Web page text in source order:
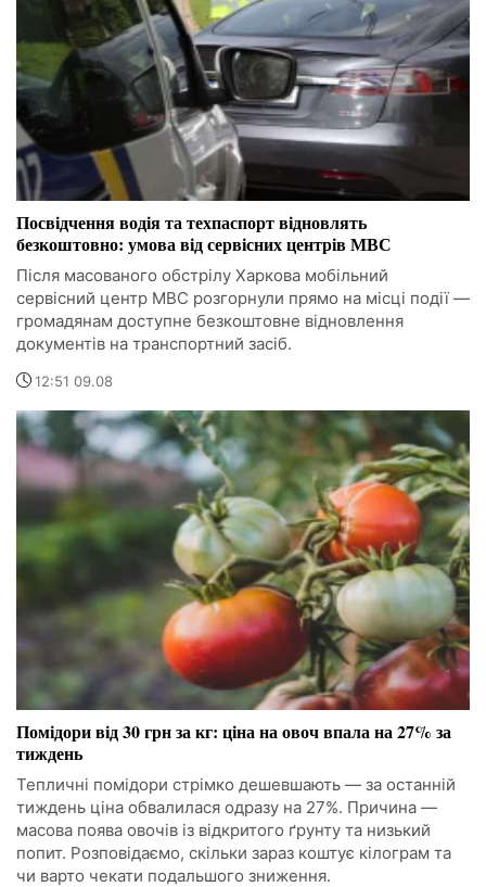
Посвідчення водія та техпаспорт відновлять
безкоштовно: умова від сервісних центрів МВС
Після масованого обстрілу Харкова мобільний
сервісний центр МВС розгорнули прямо на місці події —
громадянам доступне безкоштовне відновлення
документів на транспортний засіб.
12:51 09.08
Помідори від 30 грн за кг: ціна на овоч впала на 27% за
тиждень
Тепличні помідори стрімко дешевшають — за останній
тиждень ціна обвалилася одразу на 27%. Причина —
масова поява овочів із відкритого ґрунту та низький
попит. Розповідаємо, скільки зараз коштує кілограм та
чи варто чекати подальшого зниження.